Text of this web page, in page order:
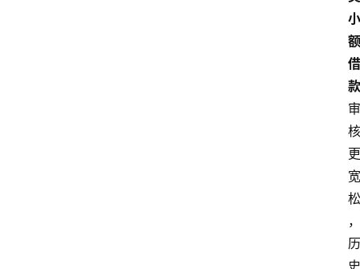
小
额
借
款
审
核
更
宽
松
，
历
史